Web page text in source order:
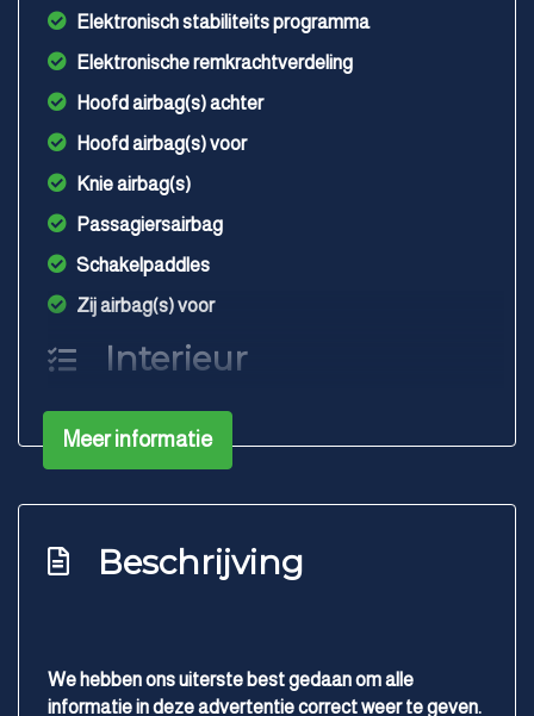
Elektronisch stabiliteits programma
Elektronische remkrachtverdeling
Hoofd airbag(s) achter
Hoofd airbag(s) voor
Knie airbag(s)
Passagiersairbag
Schakelpaddles
Zij airbag(s) voor
Interieur
Armsteun voor
Electronic climate control
Stuur en versnellingspook (kunst)leder
Exterieur
Meer informatie
Beschrijving
We hebben ons uiterste best gedaan om alle
informatie in deze advertentie correct weer te geven.